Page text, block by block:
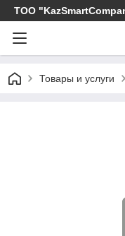
ТОО
Товары и услуги